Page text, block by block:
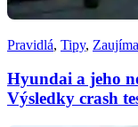
Pravidlá, Tipy,
Hyundai a jeho
Výsledky crash